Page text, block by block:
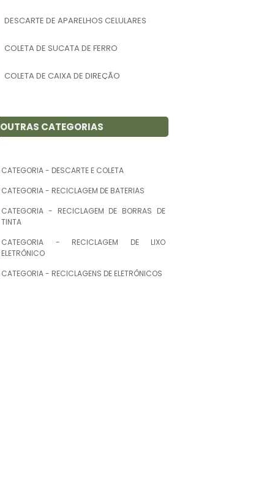
DESCARTE DE APARELHOS CELULARES
COLETA DE SUCATA DE FERRO
COLETA DE CAIXA DE DIREÇÃO
DESCARTE DE LIXO ELETRÔNICO SP
COLETA DE MATERIAL FERROSO
COLETA DE RECICLAGEM DE PEÇAS DE
CARRO
COLETA DE COBRE
OUTRAS CATEGORIAS
CATEGORIA - DESCARTE E COLETA
CATEGORIA - RECICLAGEM DE BATERIAS
CATEGORIA - RECICLAGEM DE BORRAS DE
TINTA
CATEGORIA - RECICLAGEM DE LIXO
ELETRÔNICO
CATEGORIA - RECICLAGENS DE ELETRÔNICOS